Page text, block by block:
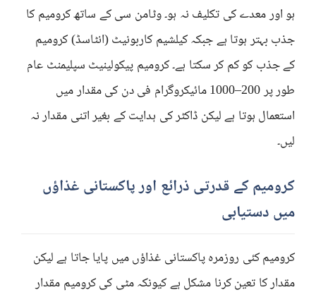
ہو اور معدے کی تکلیف نہ ہو۔ وٹامن سی کے ساتھ کرومیم کا
جذب بہتر ہوتا ہے جبکہ کیلشیم کاربونیٹ (انٹاسڈ) کرومیم
کے جذب کو کم کر سکتا ہے۔ کرومیم پیکولینیٹ سپلیمنٹ عام
طور پر 200–1000 مائیکروگرام فی دن کی مقدار میں
استعمال ہوتا ہے لیکن ڈاکٹر کی ہدایت کے بغیر اتنی مقدار نہ
لیں۔
کرومیم کے قدرتی ذرائع اور پاکستانی غذاؤں
میں دستیابی
کرومیم کئی روزمرہ پاکستانی غذاؤں میں پایا جاتا ہے لیکن
مقدار کا تعین کرنا مشکل ہے کیونکہ مٹی کی کرومیم مقدار